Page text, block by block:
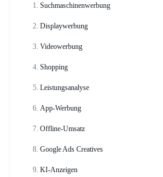
Suchmaschinenwerbung
Displaywerbung
Videowerbung
Shopping
Leistungsanalyse
App-Werbung
Offline-Umsatz
Google Ads Creatives
KI-Anzeigen